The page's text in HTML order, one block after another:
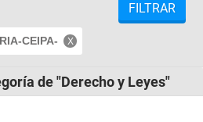
CEIPA-
FILTRAR
de "Derecho y Leyes"